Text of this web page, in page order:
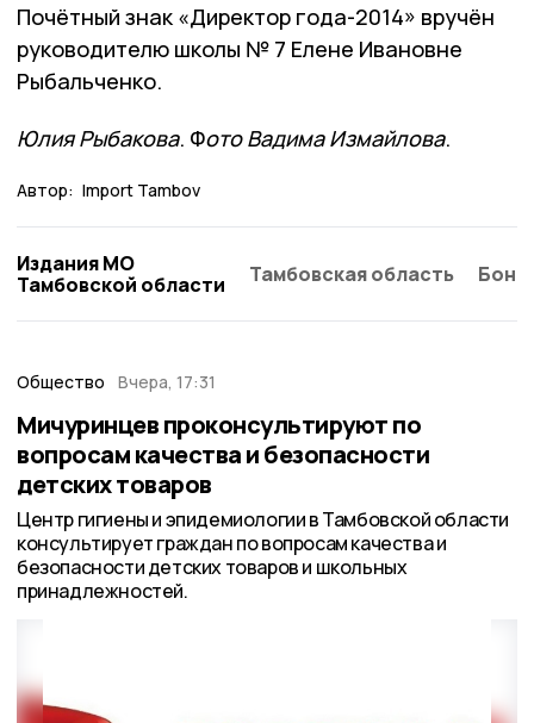
Почётный знак «Директор года-2014» вручён
руководителю школы № 7 Елене Ивановне
Рыбальченко.
Юлия Рыбакова. Фото Вадима Измайлова.
Автор: Import Tambov
Издания МО
Тамбовской области
Тамбовская область
Общество Вчера, 17:31
Мичуринцев проконсультируют по
вопросам качества и безопасности
детских товаров
Центр гигиены и эпидемиологии в Тамбовской области
консультирует граждан по вопросам качества и
безопасности детских товаров и школьных
принадлежностей.